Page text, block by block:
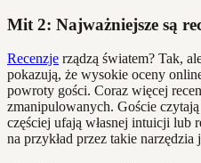
Mit 2: Najważniejsze są
Recenzje rządzą światem? Tak,
pokazują, że wysokie oceny
powroty gości. Coraz więcej
zmanipulowanych. Goście
częściej ufają własnej intuicji lub
na przykład przez takie narzędzia